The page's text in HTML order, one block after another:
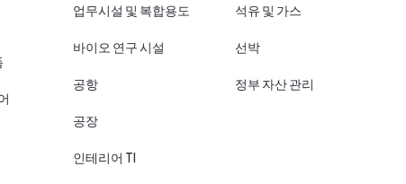
업무시설 및 복합용도
바이오 연구 시설
공항
공장
인테리어 TI
석유 및 가스
선박
정부 자산 관리